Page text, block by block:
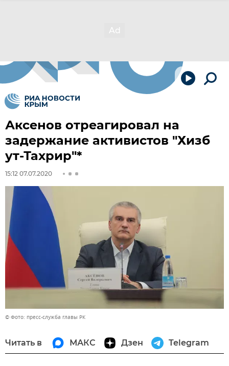
Аксенов отреагировал на
задержание активистов "Хизб
ут-Тахрир"*
15:12 07.07.2020
© Фото: пресс-служба главы РК
Читать в МАКС Дзен Telegram